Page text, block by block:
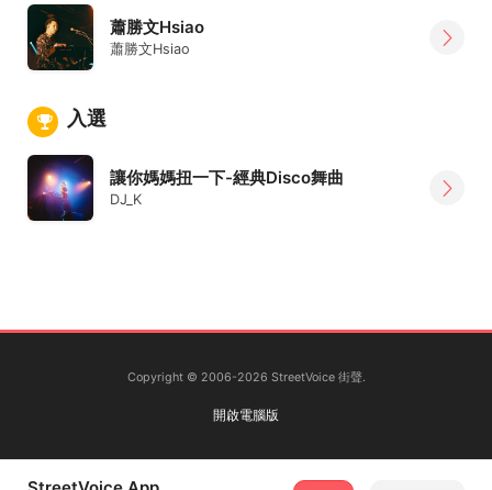
蕭勝文Hsiao
蕭勝文Hsiao
入選
讓你媽媽扭一下-經典Disco舞曲
DJ_K
Copyright © 2006-2026 StreetVoice 街聲.
開啟電腦版